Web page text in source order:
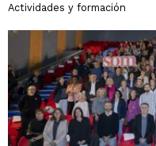
Actividades y formación